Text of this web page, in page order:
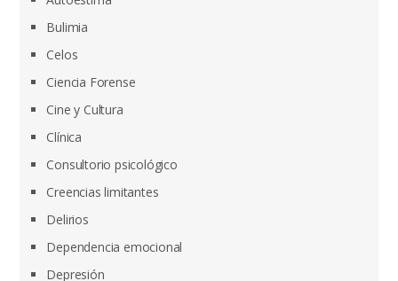
Bulimia
Celos
Ciencia Forense
Cine y Cultura
Clínica
Consultorio psicológico
Creencias limitantes
Delirios
Dependencia emocional
Depresión